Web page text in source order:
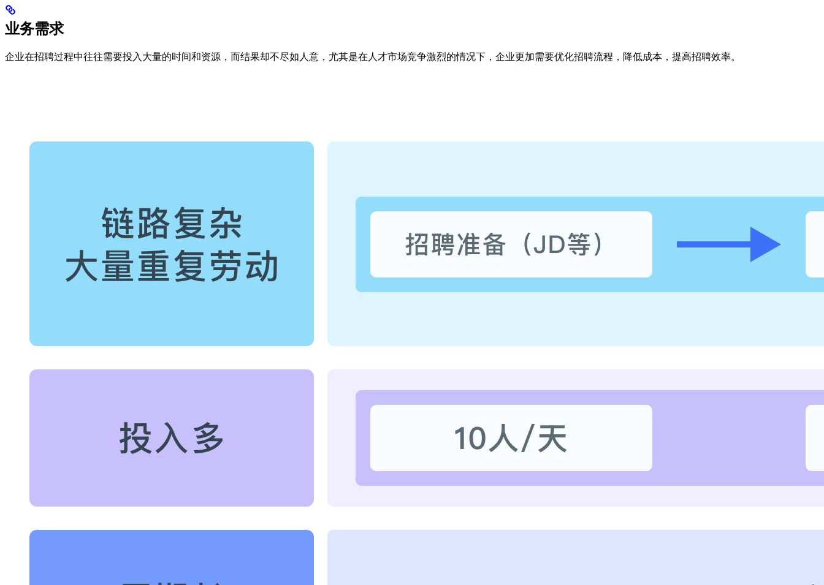
业务需求
企业在招聘过程中往往需要投入大量的时间和资源，而结果却不尽如人意，尤其是在人才市场竞争激烈的情况下，企业更加需要优化招聘流程，降低成本，提高招聘效率。